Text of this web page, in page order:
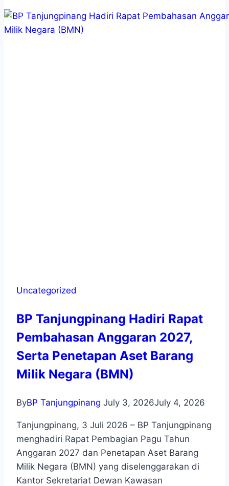
Uncategorized
BP Tanjungpinang Hadiri Rapat
Pembahasan Anggaran 2027,
Serta Penetapan Aset Barang
Milik Negara (BMN)
ByBP Tanjungpinang July 3, 2026July 4, 2026
Tanjungpinang, 3 Juli 2026 – BP Tanjungpinang
menghadiri Rapat Pembagian Pagu Tahun
Anggaran 2027 dan Penetapan Aset Barang
Milik Negara (BMN) yang diselenggarakan di
Kantor Sekretariat Dewan Kawasan